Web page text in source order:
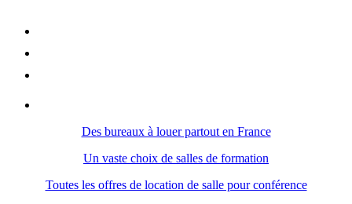
Des bureaux à louer partout en France
Un vaste choix de salles de formation
Toutes les offres de location de salle pour conférence